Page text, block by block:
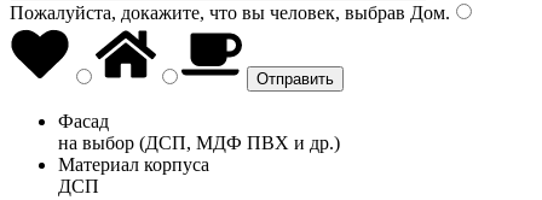
Пожалуйста, докажите, что вы человек, выбрав Дом.
Фасад
на выбор (ДСП, МДФ ПВХ и др.)
Материал корпуса
ДСП